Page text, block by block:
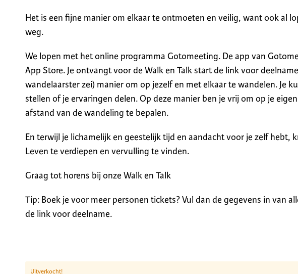
Het is een fijne manier om elkaar te ontmoeten en veilig, want ook al
weg.
We lopen met het online programma Gotomeeting. De app van
App Store. Je ontvangt voor de Walk en Talk start de link voor
wandelaarster zei) manier om op jezelf en met elkaar te wandelen. Je
stellen of je ervaringen delen. Op deze manier ben je vrij om op je
afstand van de wandeling te bepalen.
En terwijl je lichamelijk en geestelijk tijd en aandacht voor je zelf hebt,
Leven te verdiepen en vervulling te vinden.
Graag tot horens bij onze Walk en Talk
Tip: Boek je voor meer personen tickets? Vul dan de gegevens in van
de link voor deelname.
Uitverkocht!